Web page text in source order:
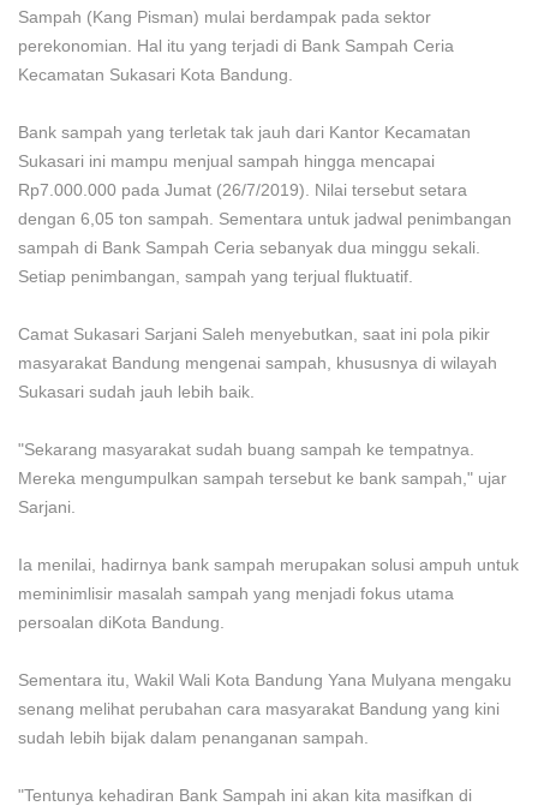
Sampah (Kang Pisman) mulai berdampak pada sektor
perekonomian. Hal itu yang terjadi di Bank Sampah Ceria
Kecamatan Sukasari Kota Bandung.
Bank sampah yang terletak tak jauh dari Kantor Kecamatan
Sukasari ini mampu menjual sampah hingga mencapai
Rp7.000.000 pada Jumat (26/7/2019). Nilai tersebut setara
dengan 6,05 ton sampah. Sementara untuk jadwal penimbangan
sampah di Bank Sampah Ceria sebanyak dua minggu sekali.
Setiap penimbangan, sampah yang terjual fluktuatif.
Camat Sukasari Sarjani Saleh menyebutkan, saat ini pola pikir
masyarakat Bandung mengenai sampah, khususnya di wilayah
Sukasari sudah jauh lebih baik.
"Sekarang masyarakat sudah buang sampah ke tempatnya.
Mereka mengumpulkan sampah tersebut ke bank sampah," ujar
Sarjani.
Ia menilai, hadirnya bank sampah merupakan solusi ampuh untuk
meminimlisir masalah sampah yang menjadi fokus utama
persoalan diKota Bandung.
Sementara itu, Wakil Wali Kota Bandung Yana Mulyana mengaku
senang melihat perubahan cara masyarakat Bandung yang kini
sudah lebih bijak dalam penanganan sampah.
"Tentunya kehadiran Bank Sampah ini akan kita masifkan di